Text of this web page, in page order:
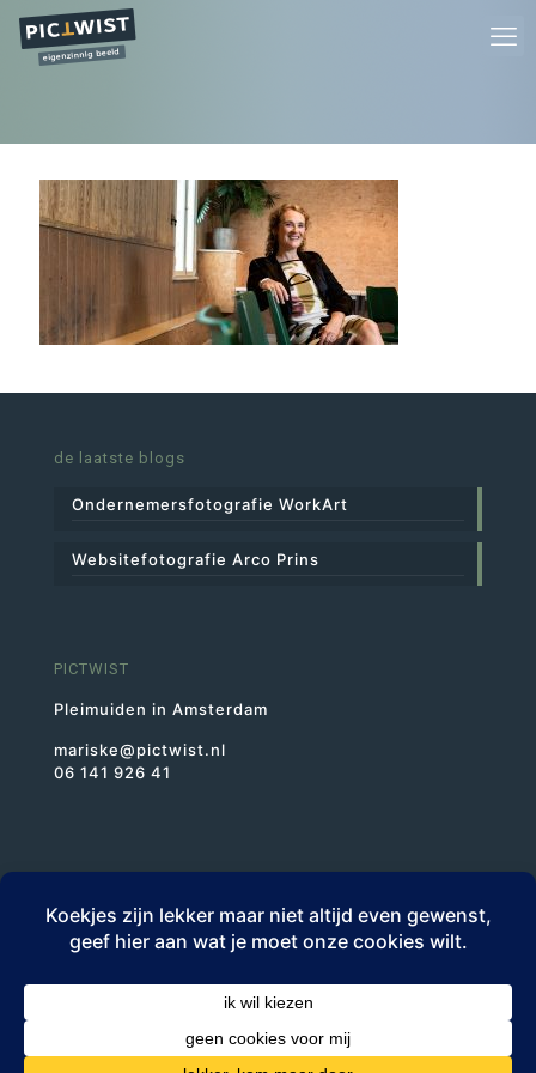
de laatste blogs
Ondernemersfotografie WorkArt
Websitefotografie Arco Prins
PICTWIST
Pleimuiden in Amsterdam
mariske@pictwist.nl
06 141 926 41
KvK 30227193